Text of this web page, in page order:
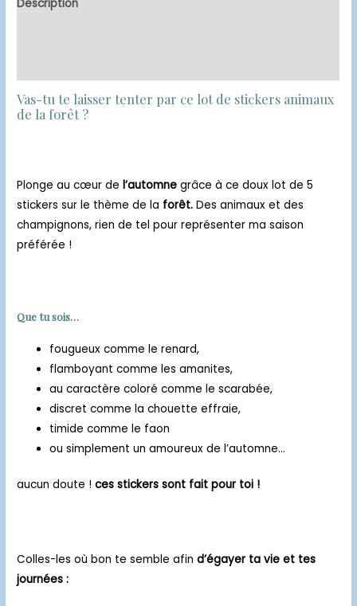
Description
Vas-tu te laisser tenter par ce lot de stickers animaux
de la forêt ?
Plonge au cœur del’automne grâce à ce doux lot de 5
stickers sur le thème de la forêt.Des animaux et des
champignons, rien de tel pour représenter ma saison
préférée !
Que tu sois…
fougueux comme le renard,
flamboyant comme les amanites,
au caractère coloré comme le scarabée,
discret comme la chouette effraie,
timide comme le faon
ou simplement un amoureux de l’automne…
aucun doute ! ces stickers sont fait pour toi !
Colles-les où bon te semble afind’égayer ta vie et tes
journées :